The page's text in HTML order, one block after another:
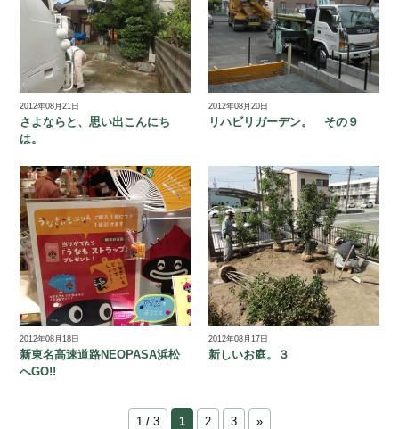
2012年08月21日
さよならと、思い出こんにち
は。
2012年08月20日
リハビリガーデン。 その９
2012年08月18日
新東名高速道路NEOPASA浜松
へGO!!
2012年08月17日
新しいお庭。３
1 / 3 1 2 3 »